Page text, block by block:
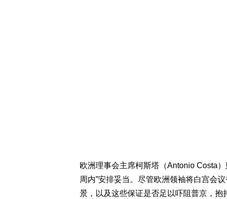
欧洲理事会主席柯斯塔（Antonio Costa
周内”安排妥当。尽管欧洲领袖将白宫会
景，以及这些保证是否足以吓阻普京，抱